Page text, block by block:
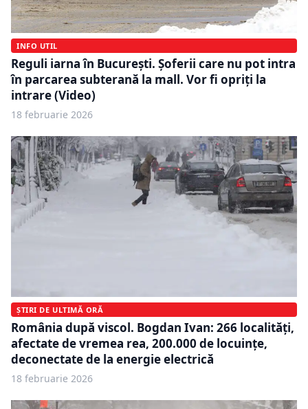
INFO UTIL
Reguli iarna în București. Șoferii care nu pot intra
în parcarea subterană la mall. Vor fi opriți la
intrare (Video)
18 februarie 2026
ȘTIRI DE ULTIMĂ ORĂ
România după viscol. Bogdan Ivan: 266 localităţi,
afectate de vremea rea, 200.000 de locuinţe,
deconectate de la energie electrică
18 februarie 2026